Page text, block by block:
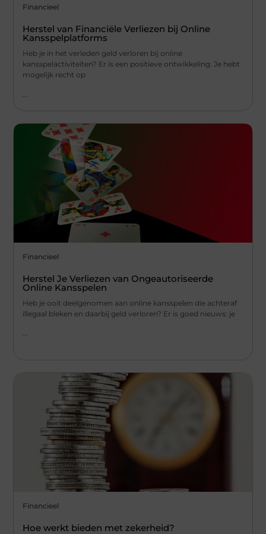
Financieel
Herstel van Financiële Verliezen bij Online
Kansspelplatforms
Heb je in het verleden geld verloren bij online
kansspelactiviteiten? Er is een positieve ontwikkeling. Je hebt
mogelijk recht op
Financieel
Herstel Je Verliezen van Ongeautoriseerde
Online Kansspelen
Heb je ooit deelgenomen aan online kansspelen die achteraf
illegaal bleken en daarbij geld verloren? Er is goed nieuws: je
Financieel
Hoe werkt bieden met zekerheid?